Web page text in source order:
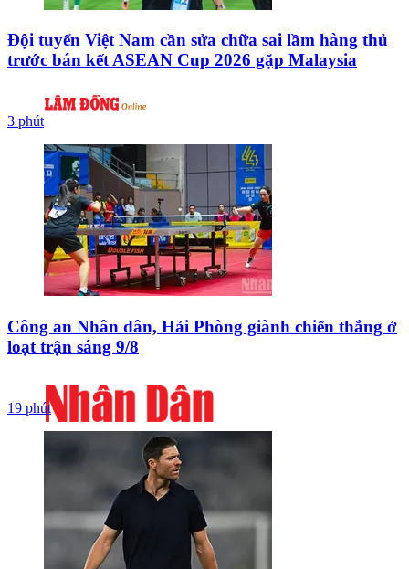
Đội tuyển Việt Nam cần sửa chữa sai lầm hàng thủ
trước bán kết ASEAN Cup 2026 gặp Malaysia
3 phút
Công an Nhân dân, Hải Phòng giành chiến thắng ở
loạt trận sáng 9/8
19 phút